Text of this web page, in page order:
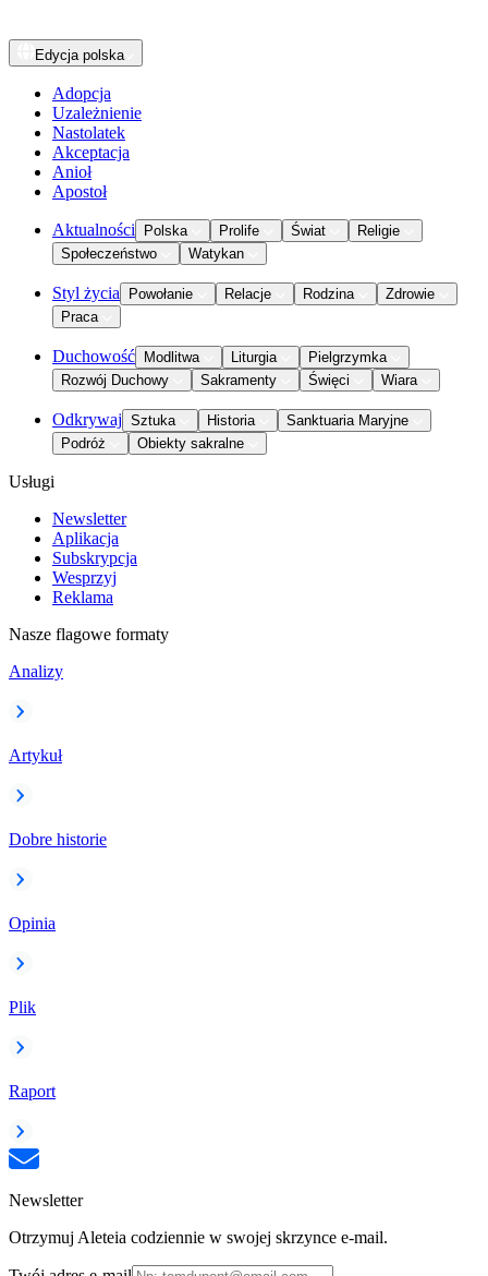
Edycja polska
Adopcja
Uzależnienie
Nastolatek
Akceptacja
Anioł
Apostoł
Aktualności Polska Prolife Świat
Religie
Społeczeństwo
Watykan
Styl życia Powołanie Relacje Rodzina
Zdrowie
Praca
Duchowość Modlitwa Liturgia
Pielgrzymka
Rozwój Duchowy
Sakramenty Święci Wiara
Odkrywaj Sztuka Historia
Sanktuaria Maryjne
Podróż
Obiekty sakralne
Usługi
Newsletter
Aplikacja
Subskrypcja
Wesprzyj
Reklama
Nasze flagowe formaty
Analizy
Artykuł
Dobre historie
Opinia
Plik
Raport
Newsletter
Otrzymuj Aleteia codziennie w swojej skrzynce e-mail.